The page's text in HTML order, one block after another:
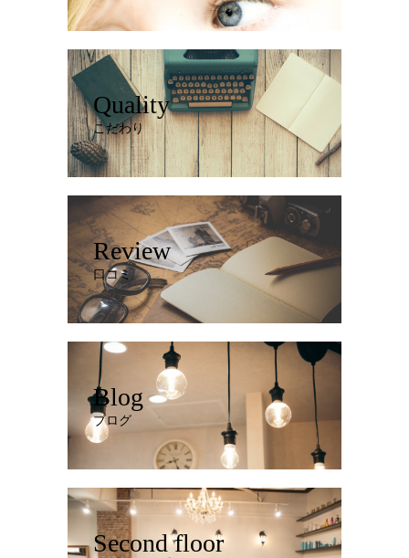
Quality
こだわり
Review
口コミ
Blog
ブログ
Second floor